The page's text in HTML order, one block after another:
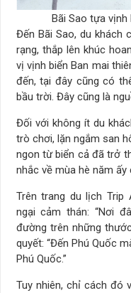
Bãi Sao tựa vịnh
Đến Bãi Sao, du khách
rạng, thắp lên khúc
vị vịnh biển Ban mai
đến, tại đây cũng có
bầu trời. Đây cũng là
Đối với không ít du
trò chơi, lặn ngắm san
ngon từ biển cả đã trở
nhắc về mùa hè năm ấy
Trên trang du lịch Trip
ngại cảm thán: “Nơi
đường trên những
quyết: “Đến Phú Quốc
Phú Quốc.”
Tuy nhiên, chỉ cách đó